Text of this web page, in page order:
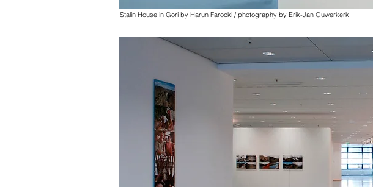
Stalin House in Gori by Harun Farocki / photography by Erik-Jan Ouwerkerk